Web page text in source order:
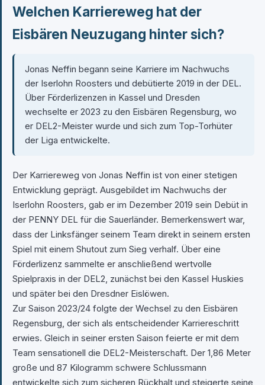
Welchen Karriereweg hat der
Eisbären Neuzugang hinter sich?
Jonas Neffin begann seine Karriere im Nachwuchs
der Iserlohn Roosters und debütierte 2019 in der DEL.
Über Förderlizenzen in Kassel und Dresden
wechselte er 2023 zu den Eisbären Regensburg, wo
er DEL2-Meister wurde und sich zum Top-Torhüter
der Liga entwickelte.
Der Karriereweg von Jonas Neffin ist von einer stetigen
Entwicklung geprägt. Ausgebildet im Nachwuchs der
Iserlohn Roosters, gab er im Dezember 2019 sein Debüt in
der PENNY DEL für die Sauerländer. Bemerkenswert war,
dass der Linksfänger seinem Team direkt in seinem ersten
Spiel mit einem Shutout zum Sieg verhalf. Über eine
Förderlizenz sammelte er anschließend wertvolle
Spielpraxis in der DEL2, zunächst bei den Kassel Huskies
und später bei den Dresdner Eislöwen.
Zur Saison 2023/24 folgte der Wechsel zu den Eisbären
Regensburg, der sich als entscheidender Karriereschritt
erwies. Gleich in seiner ersten Saison feierte er mit dem
Team sensationell die DEL2-Meisterschaft. Der 1,86 Meter
große und 87 Kilogramm schwere Schlussmann
entwickelte sich zum sicheren Rückhalt und steigerte seine